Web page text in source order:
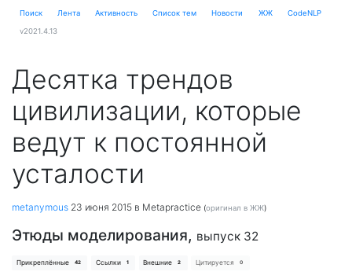
Поиск Лента Активность Cписок тем Новости ЖЖ CodeNLP
v2021.4.13
Десятка трендов
цивилизации, которые
ведут к постоянной
усталости
metanymous 23 июня 2015 в Metapractice (оригинал в ЖЖ)
Этюды моделирования, выпуск 32
Прикреплённые 42 Ссылки 1 Внешние 2 Цитируется 0